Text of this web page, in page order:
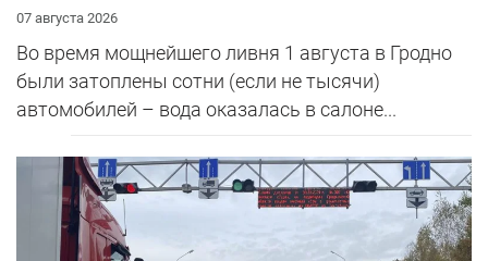
07 августа 2026
Во время мощнейшего ливня 1 августа в Гродно
были затоплены сотни (если не тысячи)
автомобилей – вода оказалась в салоне...